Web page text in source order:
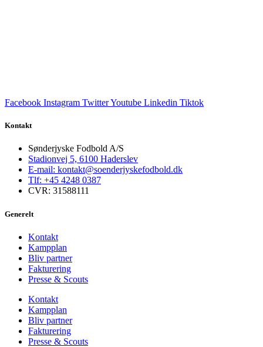
Facebook Instagram TwitterYoutube Linkedin Tiktok
Kontakt
Sønderjyske Fodbold A/S
Stadionvej 5, 6100 Haderslev
E-mail: kontakt@soenderjyskefodbold.dk
Tlf: +45 4248 0387
CVR: 31588111
Generelt
Kontakt
Kampplan
Bliv partner
Fakturering
Presse & Scouts
Kontakt
Kampplan
Bliv partner
Fakturering
Presse & Scouts